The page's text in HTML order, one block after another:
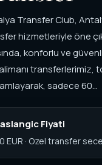
Transfer Club,
hizmetleriyle öne
konforlu ve
transferlerimiz,
sadece 60...
Fiyati
EUR · Ozel transfer